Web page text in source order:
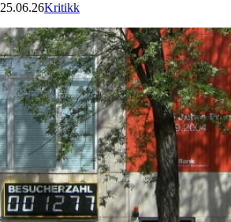
25.06.26Kritikk